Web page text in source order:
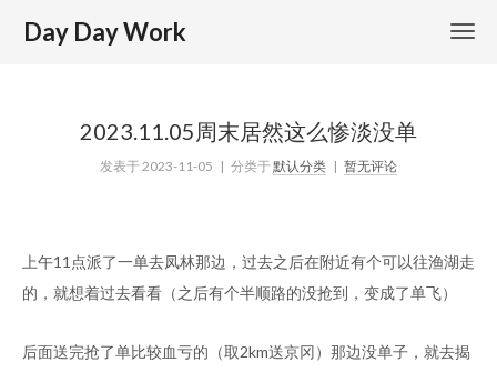
Day Day Work
2023.11.05周末居然这么惨淡没单
发表于2023-11-05 | 分类于默认分类 | 暂无评论
上午11点派了一单去凤林那边，过去之后在附近有个可以往渔湖走
的，就想着过去看看（之后有个半顺路的没抢到，变成了单飞）
后面送完抢了单比较血亏的（取2km送京冈）那边没单子，就去揭